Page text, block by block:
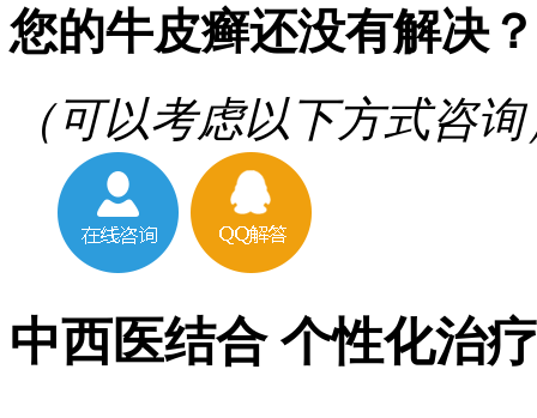
您的牛皮癣还没有解决？
（可以考虑以下方式咨询
中西医结合 个性化治